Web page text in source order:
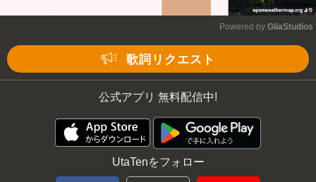
Powered by GliaStudios
歌詞リクエスト
公式アプリ 無料配信中!
UtaTenをフォロー